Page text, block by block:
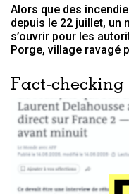
Alors que des
depuis le 22 juillet, un
s’ouvrir pour les
Porge, village ravagé
Fact-checking